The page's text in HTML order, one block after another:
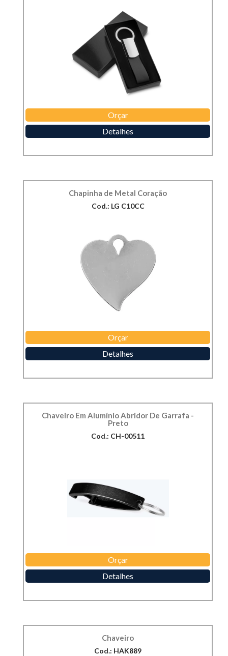
Orçar
Detalhes
Chapinha de Metal Coração
Cod.: LG C10CC
Orçar
Detalhes
Chaveiro Em Alumínio Abridor De Garrafa -
Preto
Cod.: CH-00511
Orçar
Detalhes
Chaveiro
Cod.: HAK889